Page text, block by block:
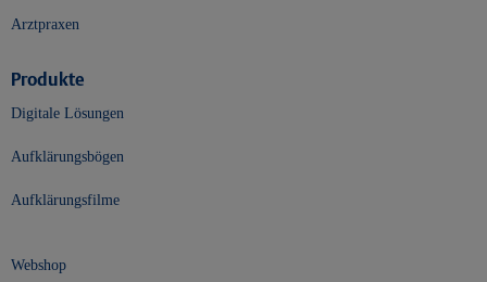
Arztpraxen
Produkte
Digitale Lösungen
Aufklärungsbögen
Aufklärungsfilme
Webshop